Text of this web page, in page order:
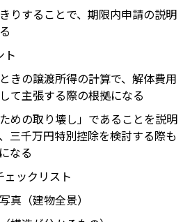
りすることで、期限内申請の説明
ト
きの譲渡所得の計算で、解体費用
て主張する際の根拠になる
ための取り壊し」であることを説明
三千万円特別控除を検討する際も
なる
ェックリスト
真（建物全景）